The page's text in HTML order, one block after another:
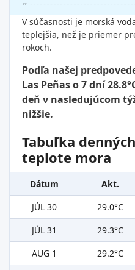
27°
V súčasnosti je morská
teplejšia, než je priemer
rokoch.
Podľa našej
Las Peñas o 7 dní
deň v nasledujúcom
nižšie.
Tabuľka
teplote mora
Dátum Akt.
JÚL 30
29.0°C
JÚL 31
29.3°C
AUG 1
29.2°C